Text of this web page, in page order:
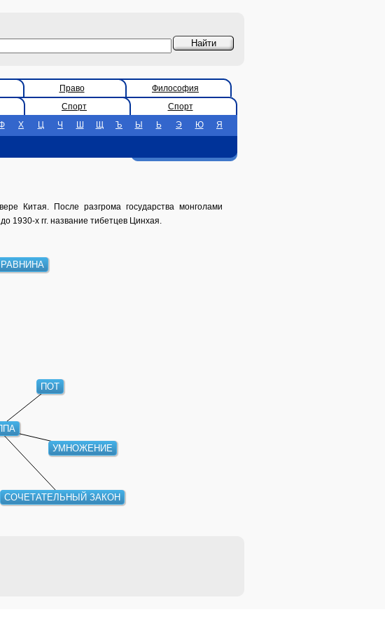
Право
Философия
Спорт
Спорт
Х Ц Ч Ш Щ Ъ Ы Ь Э Ю Я
Китая. После разгрома государства монголами
1930-х гг. название тибетцев Цинхая.
СОЧЕТАТЕЛЬНЫЙ ЗАКОН
ПОТ
УМНОЖЕНИЕ